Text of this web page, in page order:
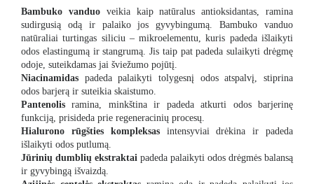
Bambuko vanduoveikia kaip natūralus antioksidantas, ramina
sudirgusią odą ir palaiko jos gyvybingumą. Bambuko vanduo
natūraliai turtingas siliciu – mikroelementu, kuris padeda išlaikyti
odos elastingumą ir stangrumą. Jis taip pat padeda sulaikyti drėgmę
odoje, suteikdamas jai šviežumo pojūtį.
Niacinamidas padeda palaikyti tolygesnį odos atspalvį, stiprina
odos barjerą ir suteikia skaistumo.
Pantenolis ramina, minkština ir padeda atkurti odos barjerinę
funkciją, prisideda prie regeneracinių procesų.
Hialurono rūgšties kompleksasintensyviai drėkina ir padeda
išlaikyti odos putlumą.
Jūrinių dumblių ekstraktai padeda palaikyti odos drėgmės balansą
ir gyvybingą išvaizdą.